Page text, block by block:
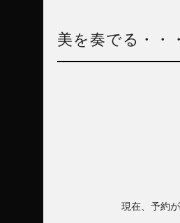
美を奏でる・・
現在、予約